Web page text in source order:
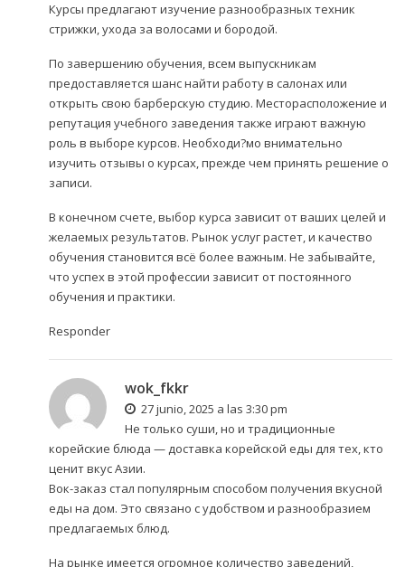
Курсы предлагают изучение разнообразных техник
стрижки, ухода за волосами и бородой.
По завершению обучения, всем выпускникам
предоставляется шанс найти работу в салонах или
открыть свою барберскую студию. Месторасположение и
репутация учебного заведения также играют важную
роль в выборе курсов. Необходи?мо внимательно
изучить отзывы о курсах, прежде чем принять решение о
записи.
В конечном счете, выбор курса зависит от ваших целей и
желаемых результатов. Рынок услуг растет, и качество
обучения становится всё более важным. Не забывайте,
что успех в этой профессии зависит от постоянного
обучения и практики.
Responder
wok_fkkr
27 junio, 2025 a las 3:30 pm
Не только суши, но и традиционные
корейские блюда —доставка корейской еды для тех, кто
ценит вкус Азии.
Вок-заказ стал популярным способом получения вкусной
еды на дом. Это связано с удобством и разнообразием
предлагаемых блюд.
На рынке имеется огромное количество заведений,